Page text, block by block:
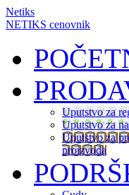
Netiks
NETIKS cenovnik
Uputstvo za
Uputstvo za
Uputstvo za
proizvoda